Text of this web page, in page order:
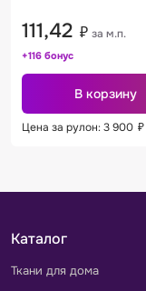
111,42 ₽ за м.п.
+116 бонус
В корзину
Цена за рулон: 3 900 ₽
Каталог
Ткани для дома